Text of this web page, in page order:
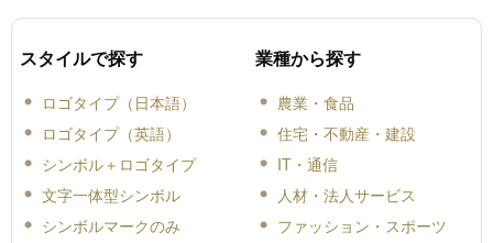
スタイルで探す
ロゴタイプ（日本語）
ロゴタイプ（英語）
シンボル＋ロゴタイプ
文字一体型シンボル
シンボルマークのみ
業種から探す
農業・食品
住宅・不動産・建設
IT・通信
人材・法人サービス
ファッション・スポーツ